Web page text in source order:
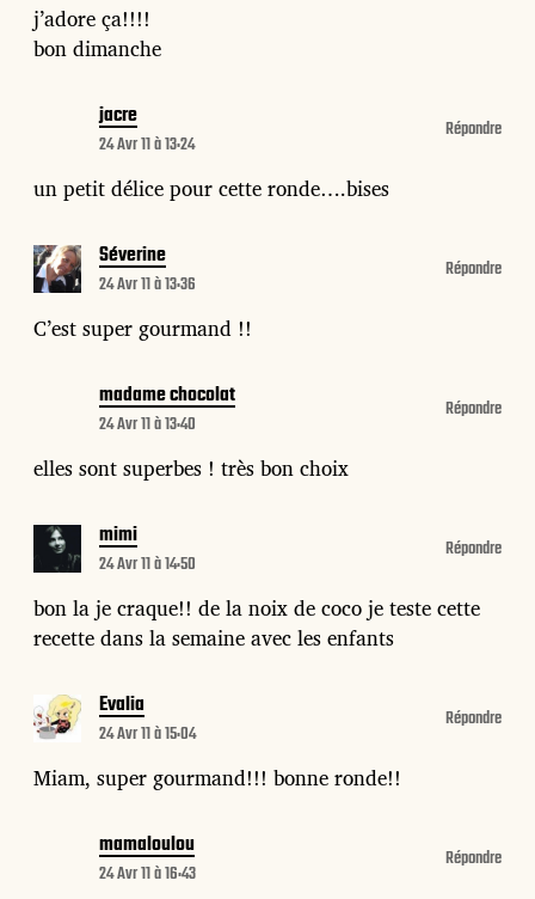
j’adore ça!!!!
bon dimanche
jacre
24 Avr 11 à 13:24
un petit délice pour cette ronde….bises
Répondre
Séverine
24 Avr 11 à 13:36
C’est super gourmand !!
Répondre
madame chocolat
24 Avr 11 à 13:40
elles sont superbes ! très bon choix
Répondre
mimi
24 Avr 11 à 14:50
bon la je craque!! de la noix de coco je teste cette
recette dans la semaine avec les enfants
Répondre
Evalia
24 Avr 11 à 15:04
Miam, super gourmand!!! bonne ronde!!
Répondre
mamaloulou
24 Avr 11 à 16:43
Répondre